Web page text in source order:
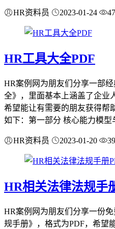
HR资料员 2023-01-24
HR工具大全PDF
HR案例网为朋友们分享一部
全》，里面基本上涵盖了企业
希望能让有需要的朋友获得帮
如下：第一部分 核心能力模型
HR资料员 2023-01-20
HR相关法律法规手
HR案例网为朋友们分享一份
规手册》，格式为PDF，希望